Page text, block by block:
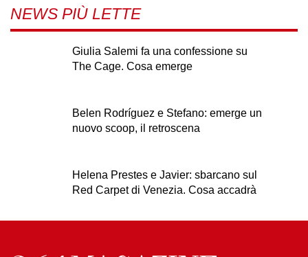
NEWS PIÙ LETTE
Giulia Salemi fa una confessione su
The Cage. Cosa emerge
Belen Rodríguez e Stefano: emerge un
nuovo scoop, il retroscena
Helena Prestes e Javier: sbarcano sul
Red Carpet di Venezia. Cosa accadrà